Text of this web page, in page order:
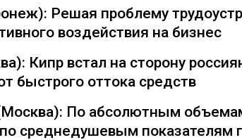
Решая проблему
воздействия на бизнес
Кипр встал на сторону
быстрого оттока средств
По абсолютным
по среднедушевым показателям